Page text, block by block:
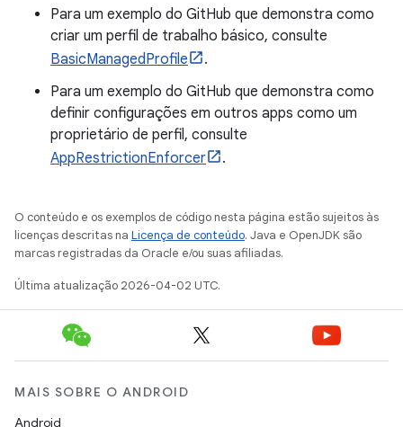
Para um exemplo do GitHub que demonstra como
criar um perfil de trabalho básico, consulte
BasicManagedProfile
.
Para um exemplo do GitHub que demonstra como
definir configurações em outros apps como um
proprietário de perfil, consulte
AppRestrictionEnforcer
.
O conteúdo e os exemplos de código nesta página estão sujeitos às
licenças descritas na Licença de conteúdo. Java e OpenJDK são
marcas registradas da Oracle e/ou suas afiliadas.
Última atualização 2026-04-02 UTC.
MAIS SOBRE O ANDROID
Android